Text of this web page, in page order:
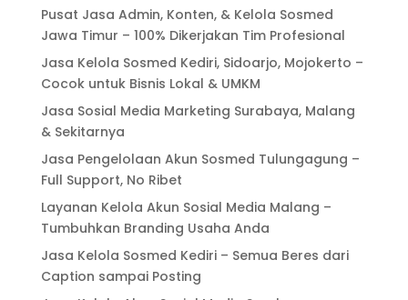
Pusat Jasa Admin, Konten, & Kelola Sosmed
Jawa Timur – 100% Dikerjakan Tim Profesional
Jasa Kelola Sosmed Kediri, Sidoarjo, Mojokerto –
Cocok untuk Bisnis Lokal & UMKM
Jasa Sosial Media Marketing Surabaya, Malang
& Sekitarnya
Jasa Pengelolaan Akun Sosmed Tulungagung –
Full Support, No Ribet
Layanan Kelola Akun Sosial Media Malang –
Tumbuhkan Branding Usaha Anda
Jasa Kelola Sosmed Kediri – Semua Beres dari
Caption sampai Posting